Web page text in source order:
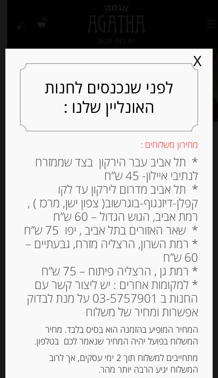
חמוצים ומוחמצים
למיין לפי פופולריות
Out of
Stock
לפני שנכנסים לחנות
האונליין שלנו :
מחירון משלוחים :
* תל אביב עבר הירקון בצד שממזרח
לנתיבי איילון- 45 ש”ח
* תל אביב מדרום לירקון עד לקו
קפלן-דיזנגוף-בוגרשוב( צפון ישן, מרכז ) ,
רמת אביב, הגוש הגדול – 60 ש”ח
* שאר האזורים בתל אביב , יפו 75 ש”ח
* רמת השרון, הרצליה מזרח, גבעתיים –
60 ש”ח
* רמת גן , הרצליה פיתוח – 75 ש”ח
* למקומות אחרים : יש ליצור קשר עם
החנות ב 03-5757901 על מנת לבדוק
אפשרות ומחיר של משלוח
המחיר המופיע בהזמנה הוא בסיס בלבד. מחיר
המשלוח בפועל יהיה המחיר שנאמר לכם בטלפון.
מתחייבים למשלוח תוך 2 ימי עסקים, אך לרוב
המשלוח יגיע הרבה יותר מהר.
X